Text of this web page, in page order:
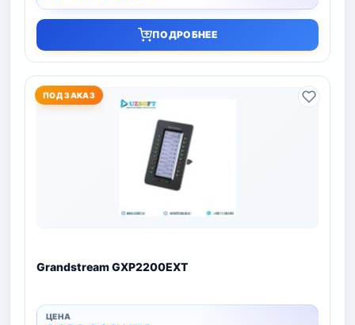
ПОДРОБНЕЕ
ПОД ЗАКАЗ
Grandstream GXP2200EXT